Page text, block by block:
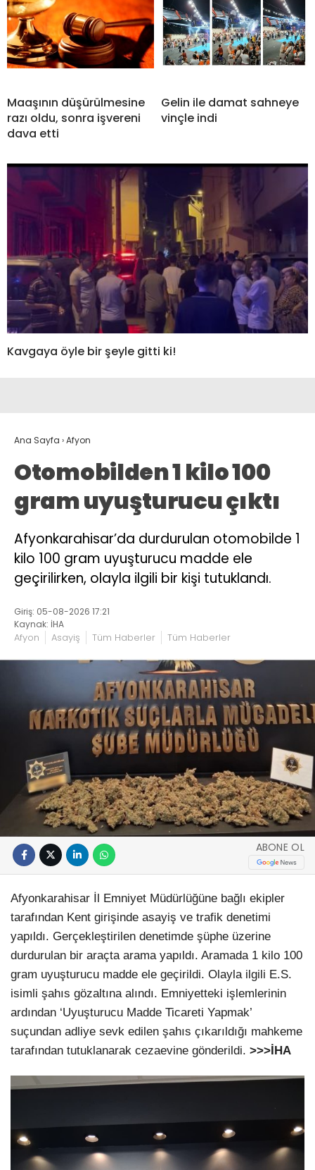
Maaşının düşürülmesine
razı oldu, sonra işvereni
dava etti
Gelin ile damat sahneye
vinçle indi
Kavgaya öyle bir şeyle gitti ki!
Ana Sayfa ›Afyon
Otomobilden 1 kilo 100
gram uyuşturucu çıktı
Afyonkarahisar’da durdurulan otomobilde 1
kilo 100 gram uyuşturucu madde ele
geçirilirken, olayla ilgili bir kişi tutuklandı.
Giriş: 05-08-2026 17:21
Kaynak: İHA
Afyon Asayiş Tüm Haberler Tüm Haberler
ABONE OL
Afyonkarahisar İl Emniyet Müdürlüğüne bağlı ekipler
tarafından Kent girişinde asayiş ve trafik denetimi
yapıldı. Gerçekleştirilen denetimde şüphe üzerine
durdurulan bir araçta arama yapıldı. Aramada 1 kilo 100
gram uyuşturucu madde ele geçirildi. Olayla ilgili E.S.
isimli şahıs gözaltına alındı. Emniyetteki işlemlerinin
ardından ‘Uyuşturucu Madde Ticareti Yapmak’
suçundan adliye sevk edilen şahıs çıkarıldığı mahkeme
tarafından tutuklanarak cezaevine gönderildi. >>>İHA